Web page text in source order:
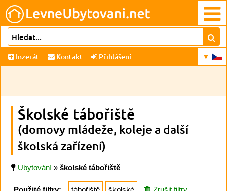
Inzerát Kontakt Přihlášení
Školské tábořiště
(domovy mládeže, koleje a další
školská zařízení)
Ubytování » školské tábořiště